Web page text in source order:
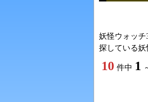
妖怪ウォッ
探している妖
10 件中 1